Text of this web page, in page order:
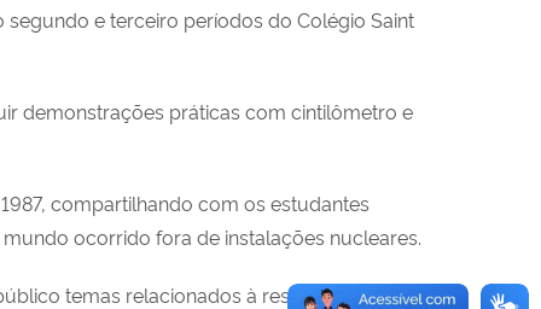
e terceiro períodos do Colégio Saint
demonstrações práticas com cintilômetro e
compartilhando com os estudantes
ocorrido fora de instalações nucleares.
temas relacionados à resposta a